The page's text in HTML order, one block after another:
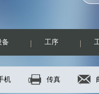
备 工序
机 传真